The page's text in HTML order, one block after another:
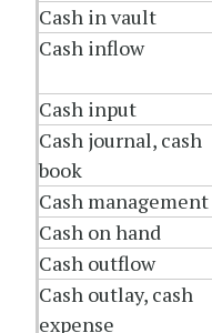
Cash in vault
Cash inflow
Cash input
Cash journal, cash
book
Cash management
Cash on hand
Cash outflow
Cash outlay, cash
expense